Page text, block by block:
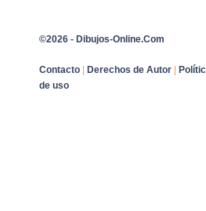
©2026 - Dibujos-Online.Com
Contacto | Derechos de Autor |
de uso